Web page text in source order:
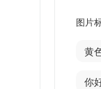
图片
黄
你